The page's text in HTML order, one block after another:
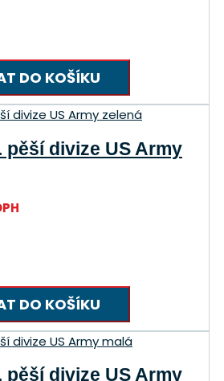
DO KOŠÍKU
pěší divize US Army
DO KOŠÍKU
pěší divize US Army